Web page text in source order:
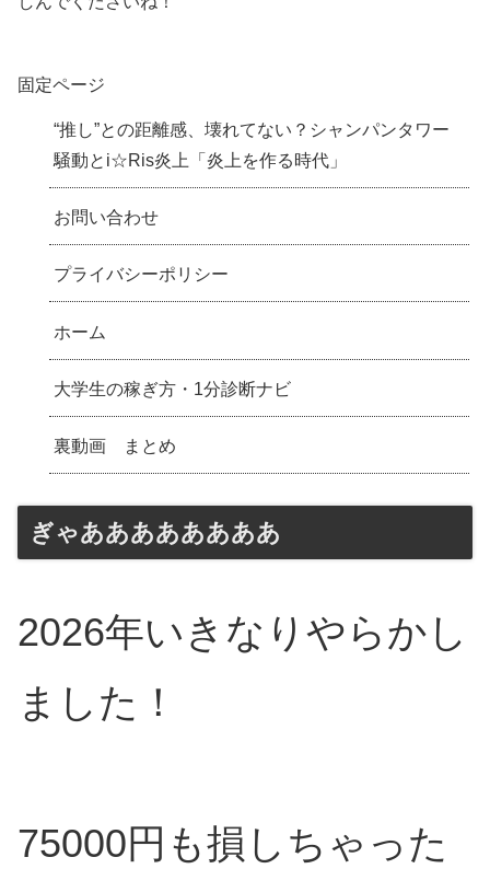
固定ページ
“推し”との距離感、壊れてない？シャンパンタワー
騒動とi☆Ris炎上「炎上を作る時代」
お問い合わせ
プライバシーポリシー
ホーム
大学生の稼ぎ方・1分診断ナビ
裏動画 まとめ
ぎゃああああああああ
2026年いきなりやらかし
ました！
75000円も損しちゃった